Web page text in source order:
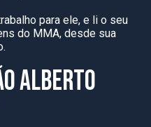
para ele, e li o seu
do MMA, desde sua
ALBERTO